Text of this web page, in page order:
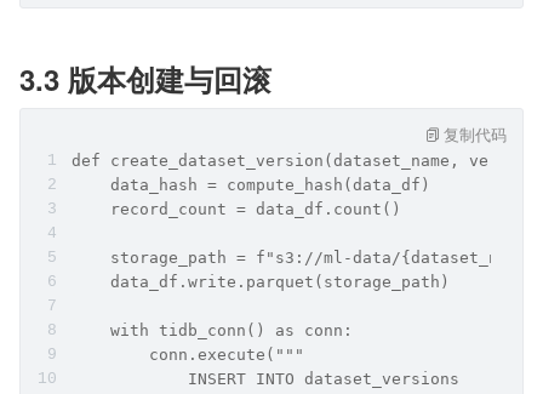
3.3 版本创建与回滚
def create_dataset_version(dataset_name,
    data_hash = compute_hash(data_df)
    record_count = data_df.count()
storage_path = f"s3://ml-data/
    data_df.write.parquet(storage_path)
    with tidb_conn() as conn:
        conn.execute("""
            INSERT INTO dataset_versions
复制代码